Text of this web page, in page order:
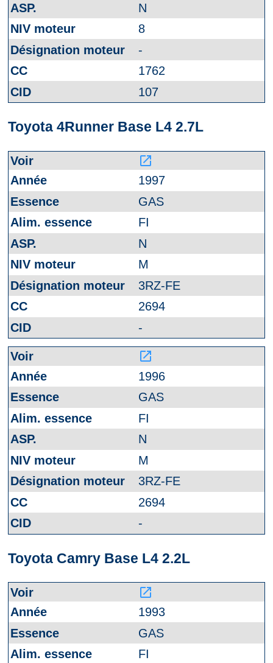
N
8
-
1762
107
Toyota 4Runner Base L4 2.7L
launch
1997
GAS
FI
N
M
3RZ-FE
2694
-
launch
1996
GAS
FI
N
M
3RZ-FE
2694
-
Toyota Camry Base L4 2.2L
launch
1993
GAS
FI